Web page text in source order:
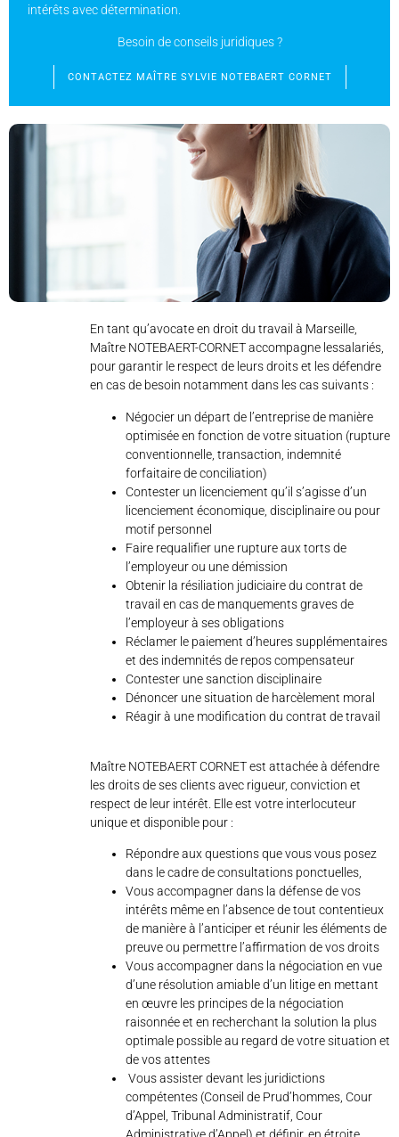
intérêts avec détermination.
Besoin de conseils juridiques ?
CONTACTEZ MAÎTRE SYLVIE NOTEBAERT CORNET
En tant qu’avocate en droit du travail à Marseille,
Maître NOTEBAERT-CORNET accompagne lessalariés,
pour garantir le respect de leurs droits et les défendre
en cas de besoin notamment dans les cas suivants :
Négocier un départ de l’entreprise de manière
optimisée en fonction de votre situation (rupture
conventionnelle, transaction, indemnité
forfaitaire de conciliation)
Contester un licenciement qu’il s’agisse d’un
licenciement économique, disciplinaire ou pour
motif personnel
Faire requalifier une rupture aux torts de
l’employeur ou une démission
Obtenir la résiliation judiciaire du contrat de
travail en cas de manquements graves de
l’employeur à ses obligations
Réclamer le paiement d’heures supplémentaires
et des indemnités de repos compensateur
Contester une sanction disciplinaire
Dénoncer une situation de harcèlement moral
Réagir à une modification du contrat de travail
Maître NOTEBAERT CORNET est attachée à défendre
les droits de ses clients avec rigueur, conviction et
respect de leur intérêt. Elle est votre interlocuteur
unique et disponible pour :
Répondre aux questions que vous vous posez
dans le cadre de consultations ponctuelles,
Vous accompagner dans la défense de vos
intérêts même en l’absence de tout contentieux
de manière à l’anticiper et réunir les éléments de
preuve ou permettre l’affirmation de vos droits
Vous accompagner dans la négociation en vue
d’une résolution amiable d’un litige en mettant
en œuvre les principes de la négociation
raisonnée et en recherchant la solution la plus
optimale possible au regard de votre situation et
de vos attentes
Vous assister devant les juridictions
compétentes (Conseil de Prud’hommes, Cour
d’Appel, Tribunal Administratif, Cour